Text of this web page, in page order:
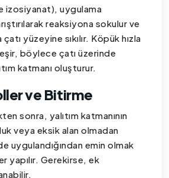
izosiyanat), uygulama
reaksiyona sokulur ve
yüzeyine sıkılır. Köpük hızla
böylece çatı üzerinde
katmanı oluşturur.
ve Bitirme
sonra, yalıtım katmanının
veya eksik alan olmadan
uygulandığından emin olmak
yapılır. Gerekirse, ek